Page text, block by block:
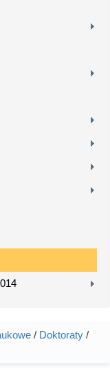
/ Doktoraty /